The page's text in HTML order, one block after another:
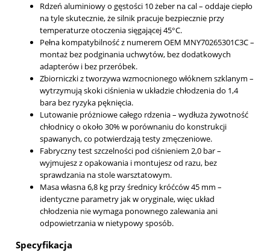
Rdzeń aluminiowy o gęstości 10 żeber na cal – oddaje ciepło
na tyle skutecznie, że silnik pracuje bezpiecznie przy
temperaturze otoczenia sięgającej 45°C.
Pełna kompatybilność z numerem OEM MNY70265301C3C –
montaż bez podginania uchwytów, bez dodatkowych
adapterów i bez przeróbek.
Zbiorniczki z tworzywa wzmocnionego włóknem szklanym –
wytrzymują skoki ciśnienia w układzie chłodzenia do 1,4
bara bez ryzyka pęknięcia.
Lutowanie próżniowe całego rdzenia – wydłuża żywotność
chłodnicy o około 30% w porównaniu do konstrukcji
spawanych, co potwierdzają testy zmęczeniowe.
Fabryczny test szczelności pod ciśnieniem 2,0 bar –
wyjmujesz z opakowania i montujesz od razu, bez
sprawdzania na stole warsztatowym.
Masa własna 6,8 kg przy średnicy króćców 45 mm –
identyczne parametry jak w oryginale, więc układ
chłodzenia nie wymaga ponownego zalewania ani
odpowietrzania w nietypowy sposób.
Specyfikacja